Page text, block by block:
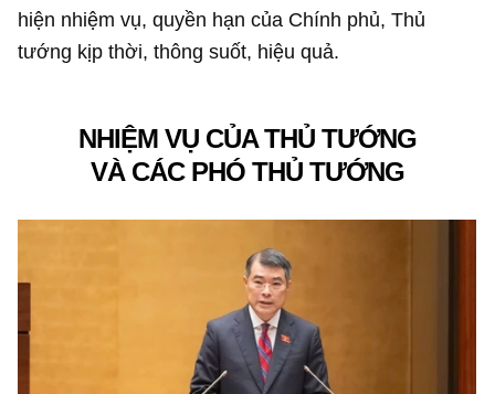
hiện nhiệm vụ, quyền hạn của Chính phủ, Thủ
tướng kịp thời, thông suốt, hiệu quả.
NHIỆM VỤ CỦA THỦ TƯỚNG
VÀ CÁC PHÓ THỦ TƯỚNG